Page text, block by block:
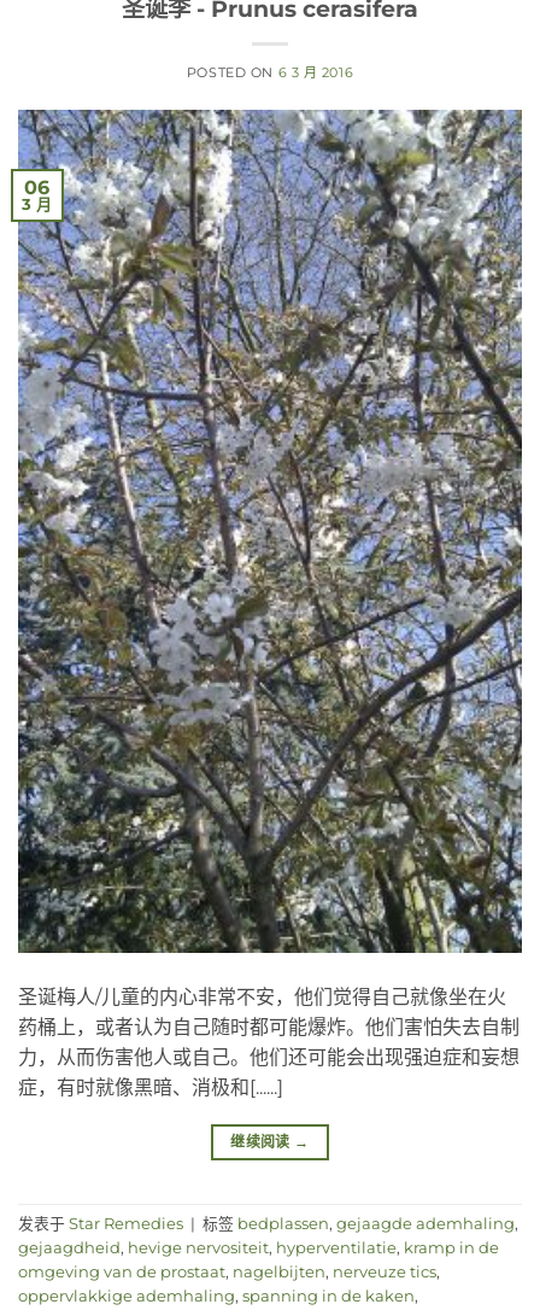
圣诞李 - Prunus cerasifera
POSTED ON 6 3 月 2016
06
3 月
圣诞梅人/儿童的内心非常不安，他们觉得自己就像坐在火
药桶上，或者认为自己随时都可能爆炸。他们害怕失去自制
力，从而伤害他人或自己。他们还可能会出现强迫症和妄想
症，有时就像黑暗、消极和[......]
继续阅读 →
发表于 Star Remedies | 标签 bedplassen, gejaagde ademhaling,
gejaagdheid, hevige nervositeit, hyperventilatie, kramp in de
omgeving van de prostaat, nagelbijten, nerveuze tics,
oppervlakkige ademhaling, spanning in de kaken,